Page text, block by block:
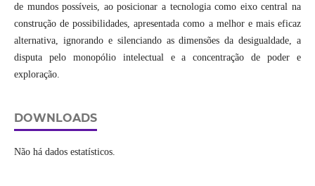
de mundos possíveis, ao posicionar a tecnologia como eixo central na
construção de possibilidades, apresentada como a melhor e mais eficaz
alternativa, ignorando e silenciando as dimensões da desigualdade, a
disputa pelo monopólio intelectual e a concentração de poder e
exploração.
DOWNLOADS
Não há dados estatísticos.